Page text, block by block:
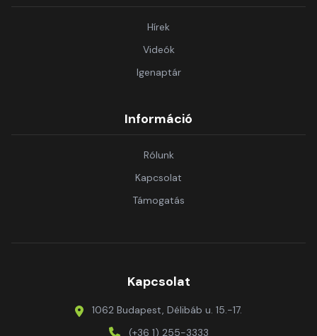
Hírek
Videók
Igenaptár
Információ
Rólunk
Kapcsolat
Támogatás
Kapcsolat
1062 Budapest, Délibáb u. 15.-17.
(+36 1) 255-3333